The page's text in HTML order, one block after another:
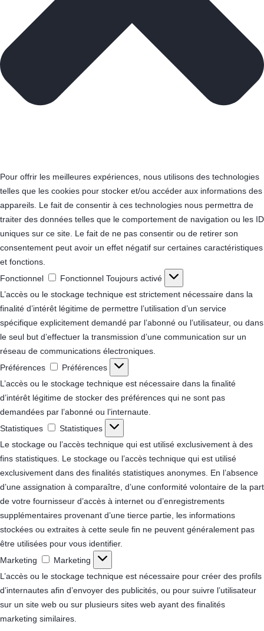
Pour offrir les meilleures expériences, nous utilisons des technologies
telles que les cookies pour stocker et/ou accéder aux informations des
appareils. Le fait de consentir à ces technologies nous permettra de
traiter des données telles que le comportement de navigation ou les ID
uniques sur ce site. Le fait de ne pas consentir ou de retirer son
consentement peut avoir un effet négatif sur certaines caractéristiques
et fonctions.
Fonctionnel
Fonctionnel Toujours activé
L’accès ou le stockage technique est strictement nécessaire dans la
finalité d’intérêt légitime de permettre l’utilisation d’un service
spécifique explicitement demandé par l’abonné ou l’utilisateur, ou dans
le seul but d’effectuer la transmission d’une communication sur un
réseau de communications électroniques.
Préférences
Préférences
L’accès ou le stockage technique est nécessaire dans la finalité
d’intérêt légitime de stocker des préférences qui ne sont pas
demandées par l’abonné ou l’internaute.
Statistiques
Statistiques
Le stockage ou l’accès technique qui est utilisé exclusivement à des
fins statistiques. Le stockage ou l’accès technique qui est utilisé
exclusivement dans des finalités statistiques anonymes. En l’absence
d’une assignation à comparaître, d’une conformité volontaire de la part
de votre fournisseur d’accès à internet ou d’enregistrements
supplémentaires provenant d’une tierce partie, les informations
stockées ou extraites à cette seule fin ne peuvent généralement pas
être utilisées pour vous identifier.
Marketing
Marketing
L’accès ou le stockage technique est nécessaire pour créer des profils
d’internautes afin d’envoyer des publicités, ou pour suivre l’utilisateur
sur un site web ou sur plusieurs sites web ayant des finalités
marketing similaires.